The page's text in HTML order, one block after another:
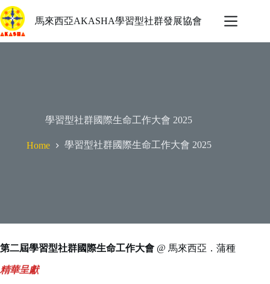
Skip
to
content
馬來西亞AKASHA學習型社群發展協會
學習型社群國際生命工作大會 2025
Home 學習型社群國際生命工作大會 2025
第二屆學習型社群國際生命工作大會 @ 馬來西亞．蒲種
精華呈獻